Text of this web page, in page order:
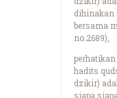
dihinakan
bersama
no.2689),
hadits
dzikir)
siapa